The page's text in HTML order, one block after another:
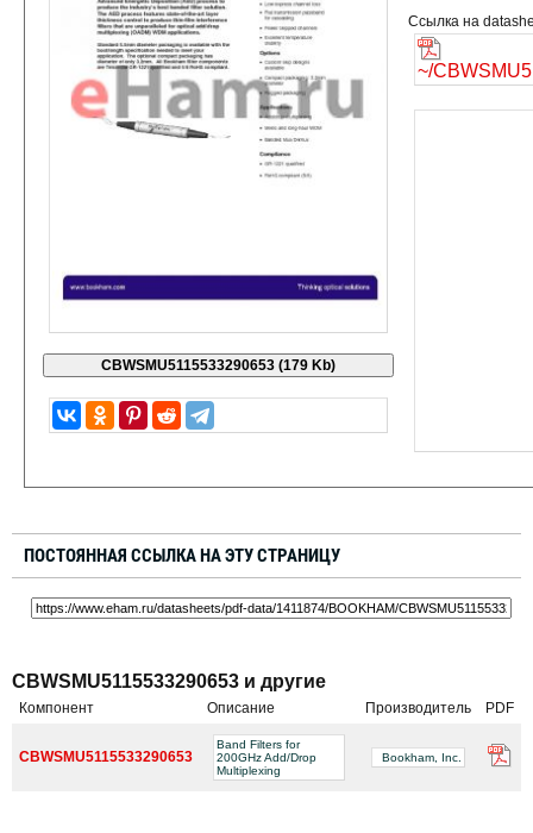
Ссылка на
~/
ПОСТОЯННАЯ ССЫЛКА НА ЭТУ СТРАНИЦУ
CBWSMU5115533290653 и другие
Компонент Описание Производитель PDF
CBWSMU5115533290653
Band Filters for
200GHz Add/Drop
Multiplexing
Bookham, Inc.